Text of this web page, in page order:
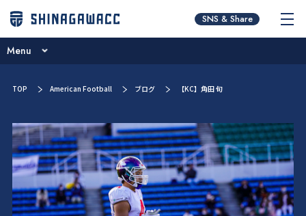
チームコンセプト
ニュース
ブログ
試合予定一覧
選手／スタッフ紹介
スポンサー紹介
チームオーナー・ブルザイズ会員
新人募集・お問い合わせ
SNS & Share
Menu
ブログ
試合予定一覧
選手／スタッフ紹介
TOP American Football ブログ 【KC】角田 旬